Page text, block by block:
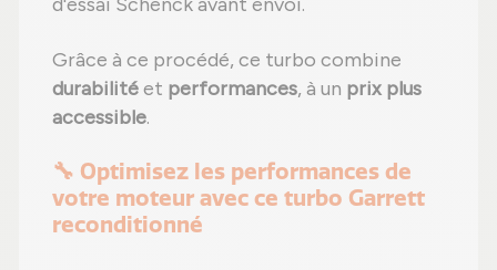
Grâce à ce procédé, ce turbo combine
durabilitéet performances, à un prix plus
accessible.
🔧 Optimisez les performances de
votre moteur avec ce turbo Garrett
reconditionné